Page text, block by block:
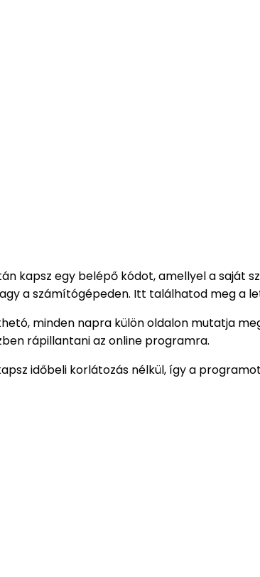
kapsz egy belépő kódot, amellyel a saját
a számítógépeden. Itt találhatod meg a
minden napra külön oldalon mutatja
rápillantani az online programra.
időbeli korlátozás nélkül, így a